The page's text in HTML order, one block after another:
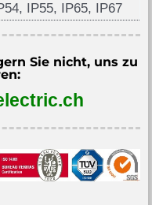
IP55, IP65, IP67
Sie nicht, uns zu